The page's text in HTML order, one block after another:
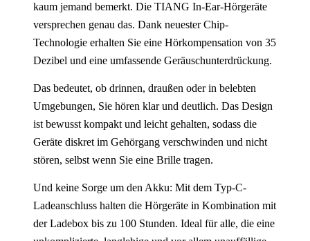
kaum jemand bemerkt. Die TIANG In-Ear-Hörgeräte
versprechen genau das. Dank neuester Chip-
Technologie erhalten Sie eine Hörkompensation von 35
Dezibel und eine umfassende Geräuschunterdrückung.
Das bedeutet, ob drinnen, draußen oder in belebten
Umgebungen, Sie hören klar und deutlich. Das Design
ist bewusst kompakt und leicht gehalten, sodass die
Geräte diskret im Gehörgang verschwinden und nicht
stören, selbst wenn Sie eine Brille tragen.
Und keine Sorge um den Akku: Mit dem Typ-C-
Ladeanschluss halten die Hörgeräte in Kombination mit
der Ladebox bis zu 100 Stunden. Ideal für alle, die eine